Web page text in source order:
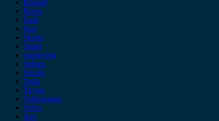
Renault
Rover
Saab
Seat
Skoda
Smart
ssangyong
Subaru
Suzuki
Tesla
Toyota
Volkswagen
Volvo
Xev